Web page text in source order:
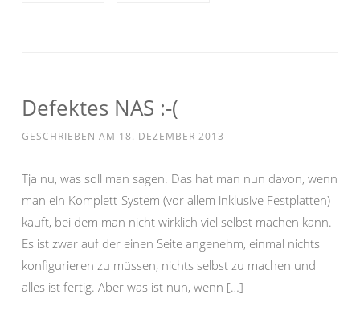
Defektes NAS :-(
GESCHRIEBEN AM 18. DEZEMBER 2013
Tja nu, was soll man sagen. Das hat man nun davon, wenn
man ein Komplett-System (vor allem inklusive Festplatten)
kauft, bei dem man nicht wirklich viel selbst machen kann.
Es ist zwar auf der einen Seite angenehm, einmal nichts
konfigurieren zu müssen, nichts selbst zu machen und
alles ist fertig. Aber was ist nun, wenn […]